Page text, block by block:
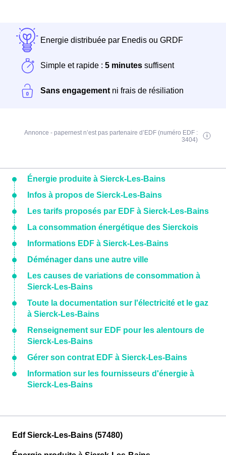
Energie distribuée par Enedis ou GRDF
Simple et rapide : 5 minutes suffisent
Sans engagement ni frais de résiliation
Annonce - papernest n’est pas partenaire d’EDF (numéro EDF :
3404)
Énergie produite à Sierck-Les-Bains
Infos à propos de Sierck-Les-Bains
Les tarifs proposés par EDF à Sierck-Les-Bains
La consommation énergétique des Sierckois
Informations EDF à Sierck-Les-Bains
Déménager dans une autre ville
Les causes de variations de consommation à
Sierck-Les-Bains
Toute la documentation sur l'électricité et le gaz
à Sierck-Les-Bains
Renseignement sur EDF pour les alentours de
Sierck-Les-Bains
Gérer son contrat EDF à Sierck-Les-Bains
Information sur les fournisseurs d'énergie à
Sierck-Les-Bains
Edf Sierck-Les-Bains (57480)